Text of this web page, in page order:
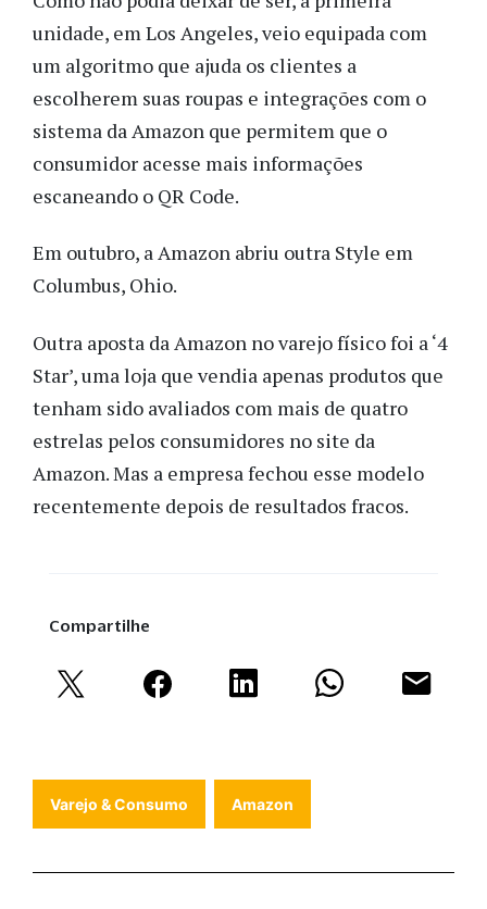
unidade, em Los Angeles, veio equipada com
um algoritmo que ajuda os clientes a
escolherem suas roupas e integrações com o
sistema da Amazon que permitem que o
consumidor acesse mais informações
escaneando o QR Code.
Em outubro, a Amazon abriu outra Style em
Columbus, Ohio.
Outra aposta da Amazon no varejo físico foi a ‘4
Star’, uma loja que vendia apenas produtos que
tenham sido avaliados com mais de quatro
estrelas pelos consumidores no site da
Amazon. Mas a empresa fechou esse modelo
recentemente depois de resultados fracos.
Compartilhe
Varejo & Consumo Amazon